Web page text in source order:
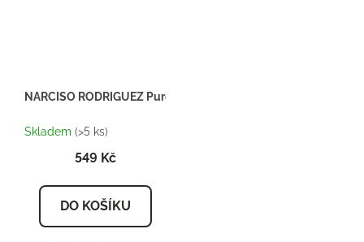
NARCISO RODRIGUEZ Pure Musc - Inspirace F019 - Dárkový
Skladem (>5 ks)
549 Kč
DO KOŠÍKU